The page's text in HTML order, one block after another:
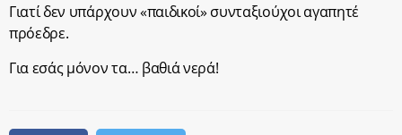
Γιατί δεν υπάρχουν «παιδικοί» συνταξιούχοι αγαπητέ
πρόεδρε.
Για εσάς μόνον τα… βαθιά νερά!